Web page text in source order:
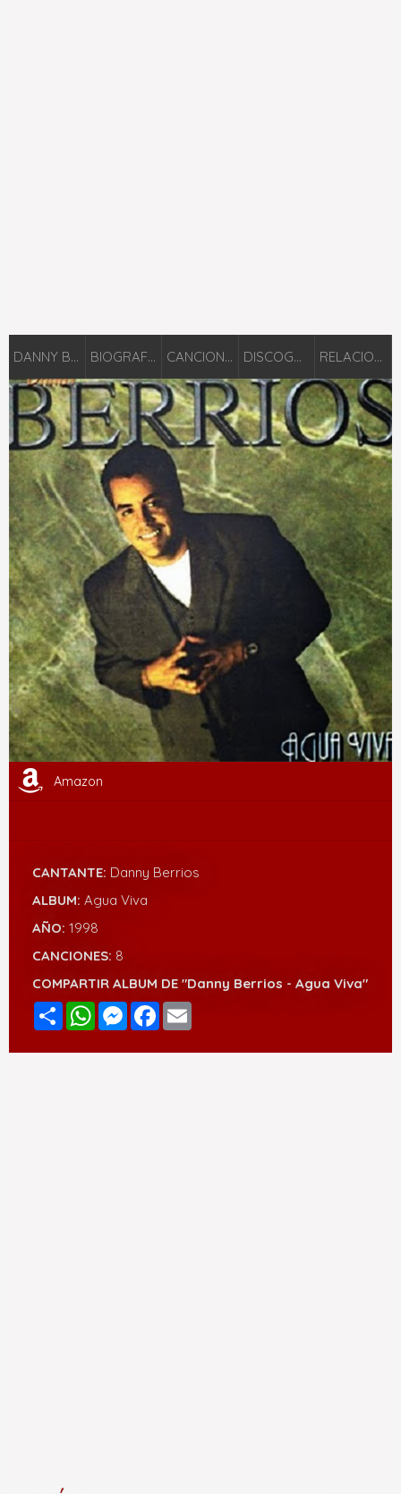
DANNY BERRIOS BIOGRAFÍA CANCIONES DISCOGRAFÍA RELACIONADOS
Amazon
CANTANTE: Danny Berrios
ALBUM: Agua Viva
AÑO: 1998
CANCIONES: 8
COMPARTIR ALBUM DE "Danny Berrios - Agua Viva"
Compartir
WhatsAppMessenger
Facebook